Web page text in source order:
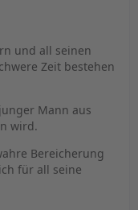
und all seinen
Zeit bestehen
Mann aus
wird.
Bereicherung
für all seine